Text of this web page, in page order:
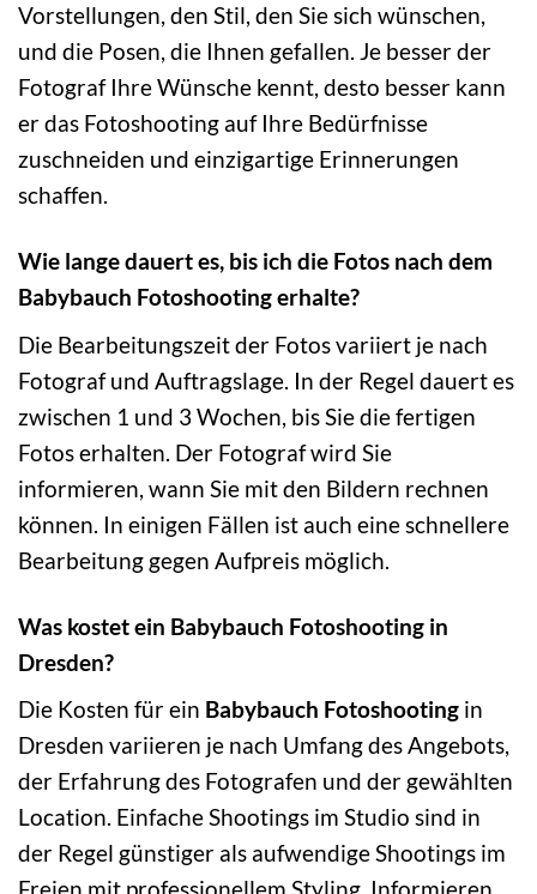
Vorstellungen, den Stil, den Sie sich wünschen,
und die Posen, die Ihnen gefallen. Je besser der
Fotograf Ihre Wünsche kennt, desto besser kann
er das Fotoshooting auf Ihre Bedürfnisse
zuschneiden und einzigartige Erinnerungen
schaffen.
Wie lange dauert es, bis ich die Fotos nach dem
Babybauch Fotoshooting erhalte?
Die Bearbeitungszeit der Fotos variiert je nach
Fotograf und Auftragslage. In der Regel dauert es
zwischen 1 und 3 Wochen, bis Sie die fertigen
Fotos erhalten. Der Fotograf wird Sie
informieren, wann Sie mit den Bildern rechnen
können. In einigen Fällen ist auch eine schnellere
Bearbeitung gegen Aufpreis möglich.
Was kostet ein Babybauch Fotoshooting in
Dresden?
Die Kosten für ein Babybauch Fotoshooting in
Dresden variieren je nach Umfang des Angebots,
der Erfahrung des Fotografen und der gewählten
Location. Einfache Shootings im Studio sind in
der Regel günstiger als aufwendige Shootings im